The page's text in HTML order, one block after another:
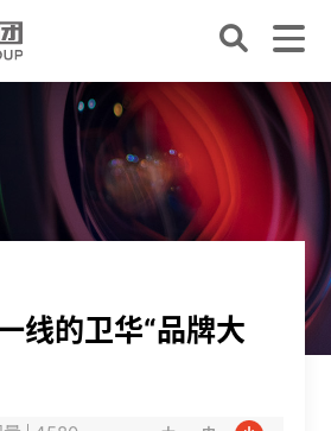
线的卫华“品牌大